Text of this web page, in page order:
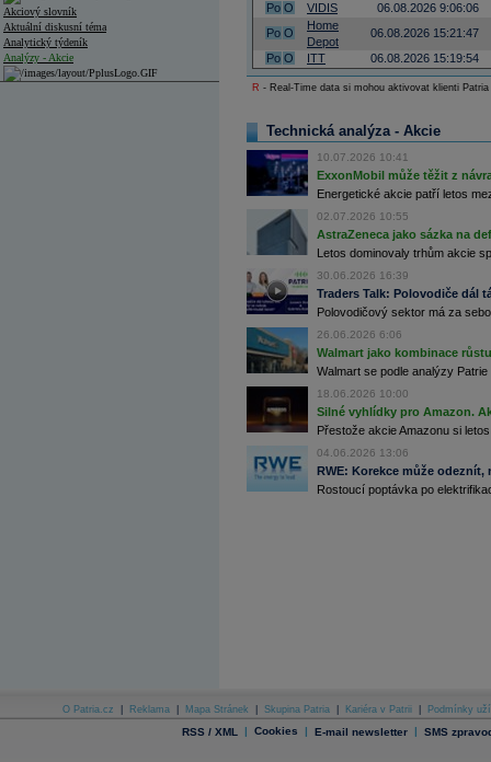
Akciový slovník
Aktuální diskusní téma
Analytický týdeník
Analýzy - Akcie
Databanka - Ceny
Po O VIDIS
06.08.2026 9:06:06
Po O
Home
Depot
06.08.2026 15:21:47
Po O ITT 06.08.2026 15:19:54
R - Real-Time data si mohou aktivovat klienti
Technická analýza - Akcie
10.07.2026 10:41
ExxonMobil může těžit z
Energetické akcie patří letos
02.07.2026 10:55
AstraZeneca jako sázka na
Letos dominovaly trhům akcie
30.06.2026 16:39
Traders Talk: Polovodiče dál
Polovodičový sektor má za
26.06.2026 6:06
Walmart jako kombinace
Walmart se podle analýzy
18.06.2026 10:00
Silné vyhlídky pro Amazon.
Přestože akcie Amazonu si
04.06.2026 13:06
RWE: Korekce může
Rostoucí poptávka po
O Patria.cz Reklama Mapa Stránek Skupina Patria Kariéra v Patrii Podmínky
RSS / XML | Cookies | E-mail newsletter | SMS